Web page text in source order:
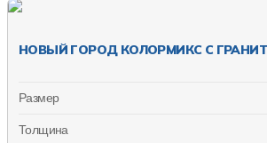
НОВЫЙ ГОРОД КОЛОРМИКС С
Размер
Толщина